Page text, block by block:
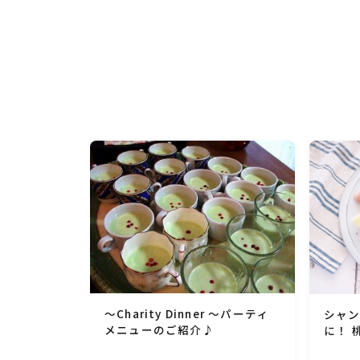
～Charity Dinner ～パーティ
メニューのご紹介♪
シャ
に！